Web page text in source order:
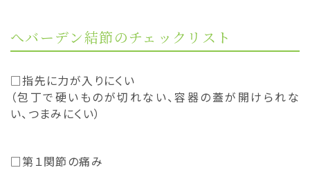
へバーデン結節のチェックリスト
□指先に力が入りにくい
（包丁で硬いものが切れない、容器の蓋が開けられな
い、つまみにくい）
□第１関節の痛み